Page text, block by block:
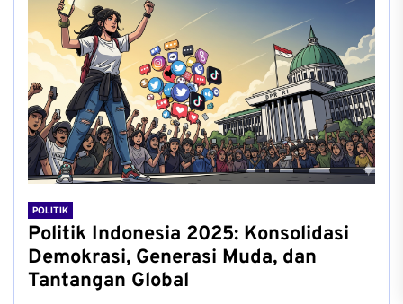
POLITIK
Politik Indonesia 2025: Konsolidasi
Demokrasi, Generasi Muda, dan
Tantangan Global